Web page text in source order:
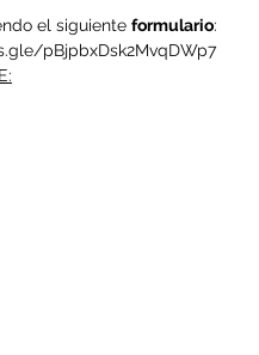
el siguiente formulario:
pBjpbxDsk2MvqDWp7